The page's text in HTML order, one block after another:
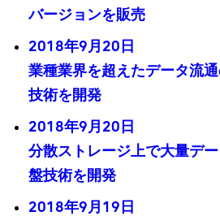
バージョンを販売
2018年9月20日
業種業界を超えたデータ流
技術を開発
2018年9月20日
分散ストレージ上で大量デ
盤技術を開発
2018年9月19日